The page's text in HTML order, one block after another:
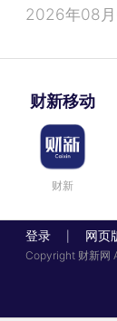
2026年08
财新移动
财新
登录 网页
Copyright 财新网